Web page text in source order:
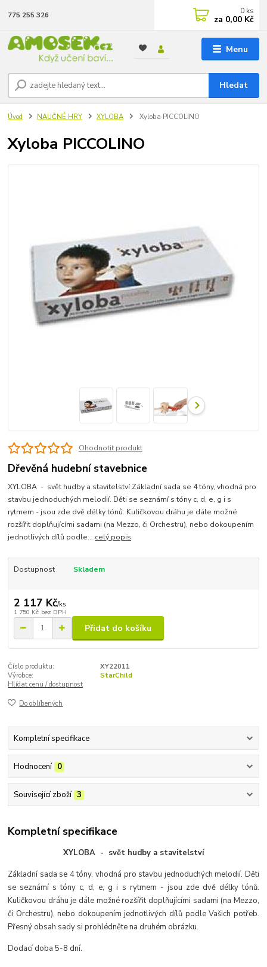
Menu
Hledat
775 255 326 0 ks
za 0,00 Kč
Úvod NAUČNÉ HRY XYLOBA Xyloba PICCOLINO
Xyloba PICCOLINO
Ohodnotit produkt
Dřevěná hudební stavebnice
XYLOBA - svět hudby a stavitelství Základní sada se 4 tóny, vhodná pro
stavbu jednoduchých melodií. Děti se seznámí s tóny c, d, e, g i s
rytmem - jsou zde dvě délky tónů. Kuličkovou dráhu je dále možné
rozšířit doplňujícími sadami (na Mezzo, či Orchestru), nebo dokoupením
jednotlivých dílů podle... celý popis
Dostupnost Skladem
2 117 Kč/ks
1 750 Kč bez DPH
Přidat do košíku
Číslo produktu:
XY22011
Výrobce:
StarChild
Hlídat cenu / dostupnost
Do oblíbených
Kompletní specifikace
Hodnocení 0
Související zboží 3
Kompletní specifikace
XYLOBA - svět hudby a stavitelství
Základní sada se 4 tóny, vhodná pro stavbu jednoduchých melodií. Děti
se seznámí s tóny c, d, e, g i s rytmem - jsou zde dvě délky tónů.
Kuličkovou dráhu je dále možné rozšířit doplňujícími sadami (na Mezzo,
či Orchestru), nebo dokoupením jednotlivých dílů podle Vašich potřeb.
Přesný obsah sady si prohlédněte na druhém obrázku.
Dodací doba 5-8 dní.